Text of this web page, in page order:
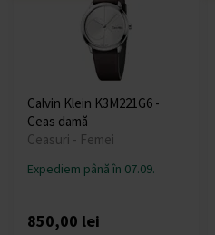
Calvin Klein K3M221G6 -
Ceas damă
Ceasuri - Femei
Expediem până în 07.09.
850,00 lei